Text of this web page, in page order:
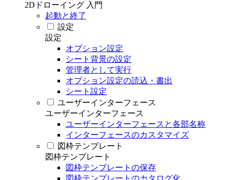
2Dドローイング 入門
起動と終了
設定
設定
オプション設定
シート背景の設定
管理者として実行
オプション設定の読込・書出
シート設定
ユーザーインターフェース
ユーザーインターフェース
ユーザーインターフェースと各部名称
インターフェースのカスタマイズ
図枠テンプレート
図枠テンプレート
図枠テンプレートの保存
図枠テンプレートのカタログ化